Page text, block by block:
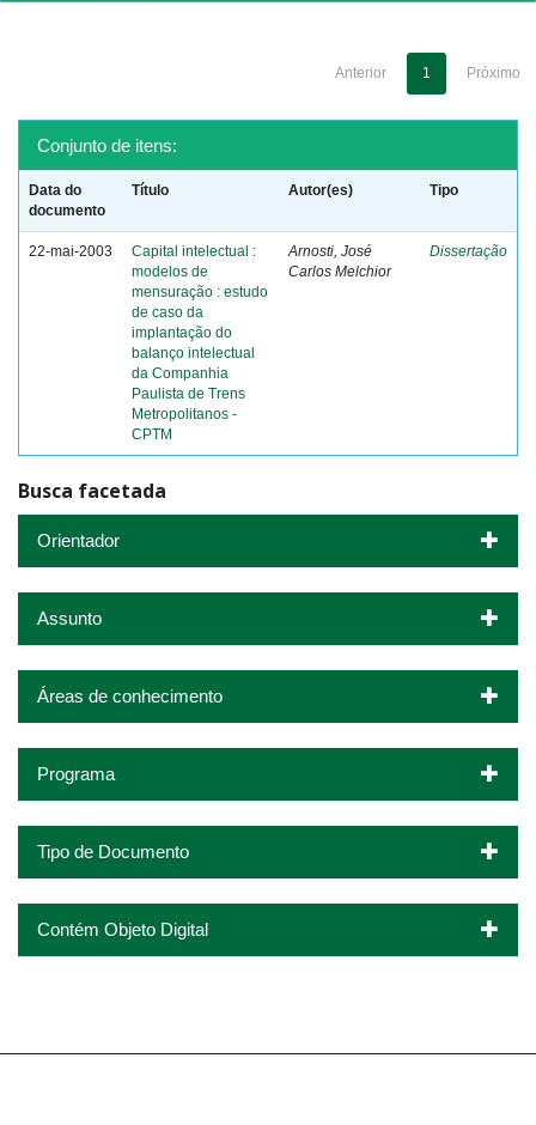
Anterior 1 Próximo
Conjunto de itens:
Data do
documento
Título Autor(es) Tipo
22-mai-2003
Capital intelectual :
modelos de
mensuração : estudo
de caso da
implantação do
balanço intelectual
da Companhia
Paulista de Trens
Metropolitanos -
CPTM
Arnosti, José
Carlos Melchior
Dissertação
Busca facetada
Orientador
Assunto
Áreas de conhecimento
Programa
Tipo de Documento
Contém Objeto Digital